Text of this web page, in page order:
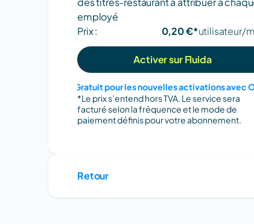
employé
Prix :
0,20 €*utilisateur/
Activer sur Fluida
Gratuit pour les nouvelles activations avec
*Le prix s’entend hors TVA. Le service sera
facturé selon la fréquence et le mode de
paiement définis pour votre abonnement.
Retour